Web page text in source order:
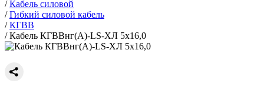
/Кабель силовой
/Гибкий силовой кабель
/КГВВ
/Кабель КГВВнг(А)-LS-ХЛ 5х16,0